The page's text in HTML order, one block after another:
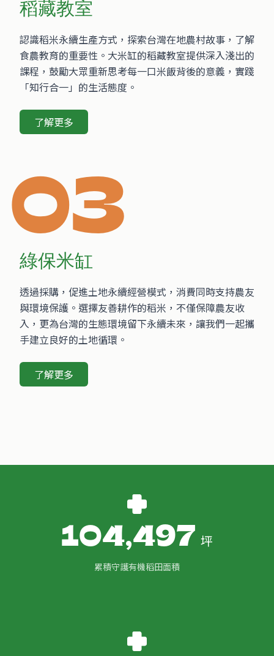
稻藏教室
認識稻米永續生產方式，探索台灣在地農村故事，了解
食農教育的重要性。大米缸的稻藏教室提供深入淺出的
課程，鼓勵大眾重新思考每一口米飯背後的意義，實踐
「知行合一」的生活態度。
了解更多
03
綠保米缸
透過採購，促進土地永續經營模式，消費同時支持農友
與環境保護。選擇友善耕作的稻米，不僅保障農友收
入，更為台灣的生態環境留下永續未來，讓我們一起攜
手建立良好的土地循環。
了解更多
104,497 坪
累積守護有機稻田面積